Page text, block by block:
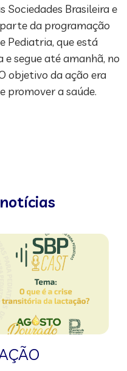
Sociedades Brasileira e
da programação
Pediatria, que está
segue até amanhã, no
objetivo da ação era
promover a saúde.